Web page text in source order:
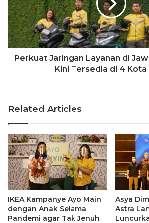
Perkuat Jaringan Layanan di
Kini Tersedia di 4 Kota
Related Articles
IKEA Kampanye Ayo Main
dengan Anak Selama
Pandemi agar Tak Jenuh
Asya
Astra